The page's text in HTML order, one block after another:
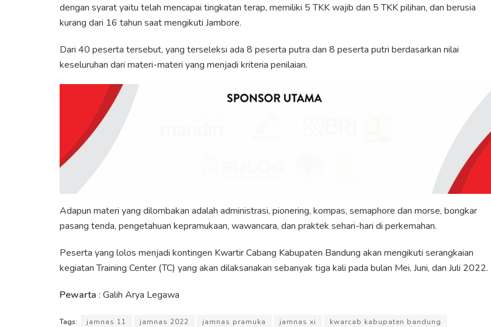
dengan syarat yaitu telah mencapai tingkatan terap, memiliki 5 TKK wajib dan 5 TKK pilihan, dan berusia
kurang dari 16 tahun saat mengikuti Jambore.
Dari 40 peserta tersebut, yang terseleksi ada 8 peserta putra dan 8 peserta putri berdasarkan nilai
keseluruhan dari materi-materi yang menjadi kriteria penilaian.
Adapun materi yang dilombakan adalah administrasi, pionering, kompas, semaphore dan morse, bongkar
pasang tenda, pengetahuan kepramukaan, wawancara, dan praktek sehari-hari di perkemahan.
Peserta yang lolos menjadi kontingen Kwartir Cabang Kabupaten Bandung akan mengikuti serangkaian
kegiatan Training Center (TC) yang akan dilaksanakan sebanyak tiga kali pada bulan Mei, Juni, dan Juli 2022.
Pewarta : Galih Arya Legawa
Tags: jamnas 11 jamnas 2022 jamnas pramuka jamnas xi
kwarcab kabupaten bandung